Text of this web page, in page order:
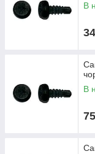
В
В